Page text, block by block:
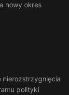
nowy okres
nierozstrzygnięcia
polityki